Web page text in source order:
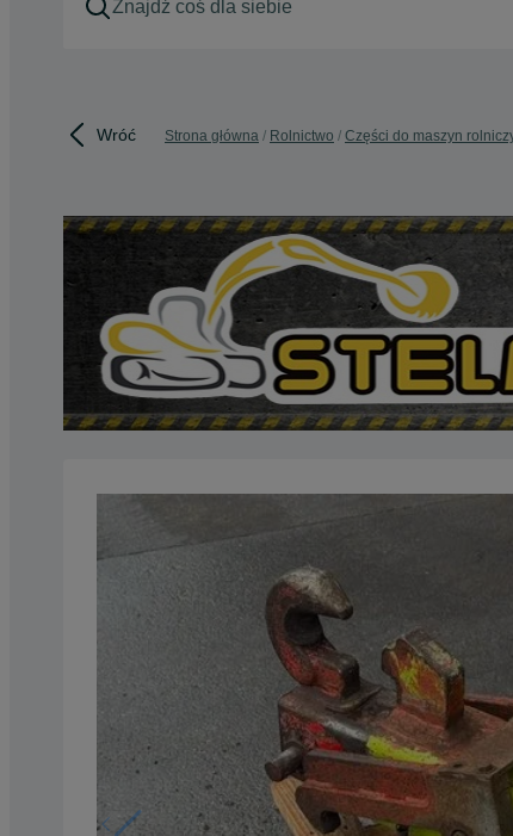
Wróć Strona główna Rolnictwo Części do maszyn